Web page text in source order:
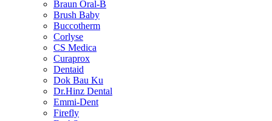
Braun Oral-B
Brush Baby
Buccotherm
Corlyse
CS Medica
Curaprox
Dentaid
Dok Bau Ku
Dr.Hinz Dental
Emmi-Dent
Firefly